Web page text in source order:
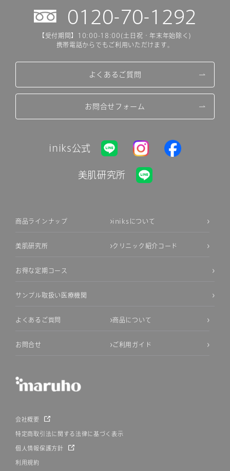
0120-70-1292
【受付期間】10:00-18:00(土日祝・年末年始除く)
携帯電話からでもご利用いただけます。
よくあるご質問
お問合せフォーム
iniks公式
美肌研究所
商品ラインナップ iniksについて
美肌研究所 クリニック紹介コード
お得な定期コース
サンプル取扱い医療機関
よくあるご質問 商品について
お問合せ ご利用ガイド
会社概要
特定商取引法に関する法律に基づく表示
個人情報保護方針
利用規約